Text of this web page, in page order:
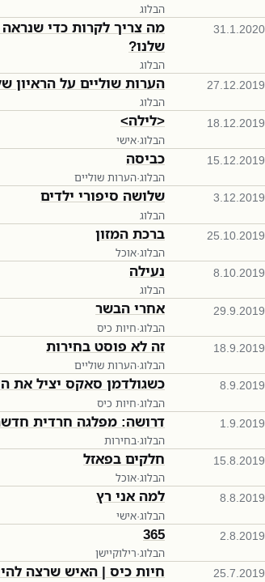
הבלוג
31.1.2020
מה צריך לקרות כדי
שלנו?
הבלוג
27.12.2019 הערות שוליים על הראיון
הבלוג
18.12.2019 <לילה>
הבלוג·אישי
15.12.2019 כביסה
הבלוג·הערות שוליים
3.12.2019 שלושה סיפורי ילדים
הבלוג
25.10.2019 ברכת המזון
הבלוג·אוכל
8.10.2019 נעילה
הבלוג
29.9.2019 אחרי הבשר
הבלוג·חיות כיס
18.9.2019 זה לא פוסט בחירות
הבלוג·הערות שוליים
8.9.2019 כשגולדמן סאקס יציל את
הבלוג·חיות כיס
1.9.2019 דרושה: מפלגה חרדית
הבלוג·בחירות
15.8.2019 חלקים בפאזל
הבלוג·אוכל
8.8.2019 למה אני רץ
הבלוג·אישי
2.8.2019
365
הבלוג·רילוקיישן
25.7.2019 חיות כיס | האיש שרצה להיות